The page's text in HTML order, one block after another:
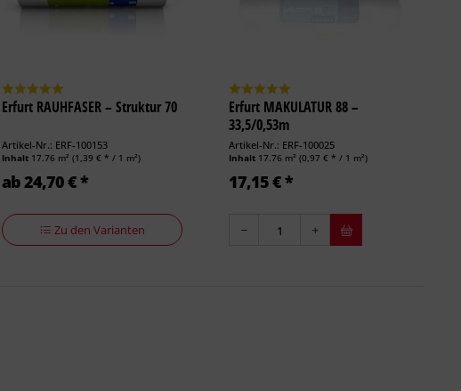
Erfurt RAUHFASER – Struktur 70
Artikel-Nr.: ERF-100153
Inhalt 17.76 m²(1,39 € * / 1 m²)
ab 24,70 € *
Zu den Varianten
Erfurt MAKULATUR 88 –
33,5/0,53m
Artikel-Nr.: ERF-100025
Inhalt 17.76 m²(0,97 € * / 1 m²)
17,15 € *